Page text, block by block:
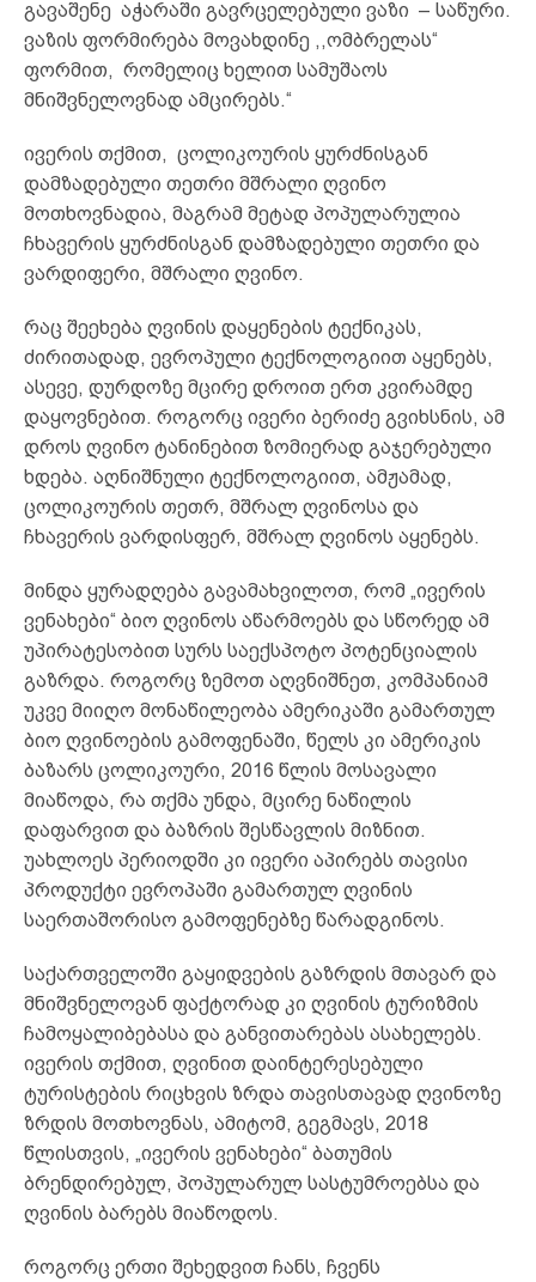
გავაშენე აჭარაში გავრცელებული ვაზი – საწური.
ვაზის ფორმირება მოვახდინე ,,ომბრელას“
ფორმით, რომელიც ხელით სამუშაოს
მნიშვნელოვნად ამცირებს.“
ივერის თქმით, ცოლიკოურის ყურძნისგან
დამზადებული თეთრი მშრალი ღვინო
მოთხოვნადია, მაგრამ მეტად პოპულარულია
ჩხავერის ყურძნისგან დამზადებული თეთრი და
ვარდიფერი, მშრალი ღვინო.
რაც შეეხება ღვინის დაყენების ტექნიკას,
ძირითადად, ევროპული ტექნოლოგიით აყენებს,
ასევე, დურდოზე მცირე დროით ერთ კვირამდე
დაყოვნებით. როგორც ივერი ბერიძე გვიხსნის, ამ
დროს ღვინო ტანინებით ზომიერად გაჯერებული
ხდება. აღნიშნული ტექნოლოგიით, ამჟამად,
ცოლიკოურის თეთრ, მშრალ ღვინოსა და
ჩხავერის ვარდისფერ, მშრალ ღვინოს აყენებს.
მინდა ყურადღება გავამახვილოთ, რომ „ივერის
ვენახები“ ბიო ღვინოს აწარმოებს და სწორედ ამ
უპირატესობით სურს საექსპოტო პოტენციალის
გაზრდა. როგორც ზემოთ აღვნიშნეთ, კომპანიამ
უკვე მიიღო მონაწილეობა ამერიკაში გამართულ
ბიო ღვინოების გამოფენაში, წელს კი ამერიკის
ბაზარს ცოლიკოური, 2016 წლის მოსავალი
მიაწოდა, რა თქმა უნდა, მცირე ნაწილის
დაფარვით და ბაზრის შესწავლის მიზნით.
უახლოეს პერიოდში კი ივერი აპირებს თავისი
პროდუქტი ევროპაში გამართულ ღვინის
საერთაშორისო გამოფენებზე წარადგინოს.
საქართველოში გაყიდვების გაზრდის მთავარ და
მნიშვნელოვან ფაქტორად კი ღვინის ტურიზმის
ჩამოყალიბებასა და განვითარებას ასახელებს.
ივერის თქმით, ღვინით დაინტერესებული
ტურისტების რიცხვის ზრდა თავისთავად ღვინოზე
ზრდის მოთხოვნას, ამიტომ, გეგმავს, 2018
წლისთვის, „ივერის ვენახები“ ბათუმის
ბრენდირებულ, პოპულარულ სასტუმროებსა და
ღვინის ბარებს მიაწოდოს.
როგორც ერთი შეხედვით ჩანს, ჩვენს